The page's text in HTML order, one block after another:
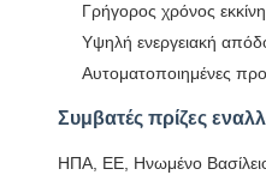
Γρήγορος χρόνος
Υψηλή ενεργειακή
Αυτοματοποιημένες
Συμβατές πρίζες
ΗΠΑ, ΕΕ, Ηνωμένο